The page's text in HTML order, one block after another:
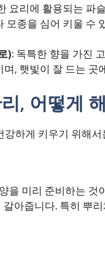
요리에 활용되는 파
모종을 심어 키울 수
): 독특한 향을 가진
며, 햇빛이 잘 드는 곳
, 어떻게
강하게 키우기 위해
을 미리 준비하는
갈아줍니다. 특히 뿌